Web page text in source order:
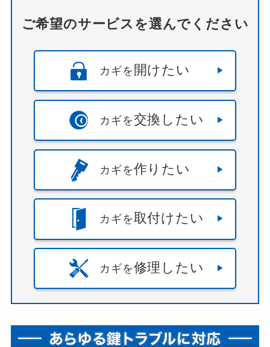
ご希望のサービスを選んでください
カギを 開けたい
カギを交換したい
カギを作りたい
カギを取付けたい
カギを修理したい